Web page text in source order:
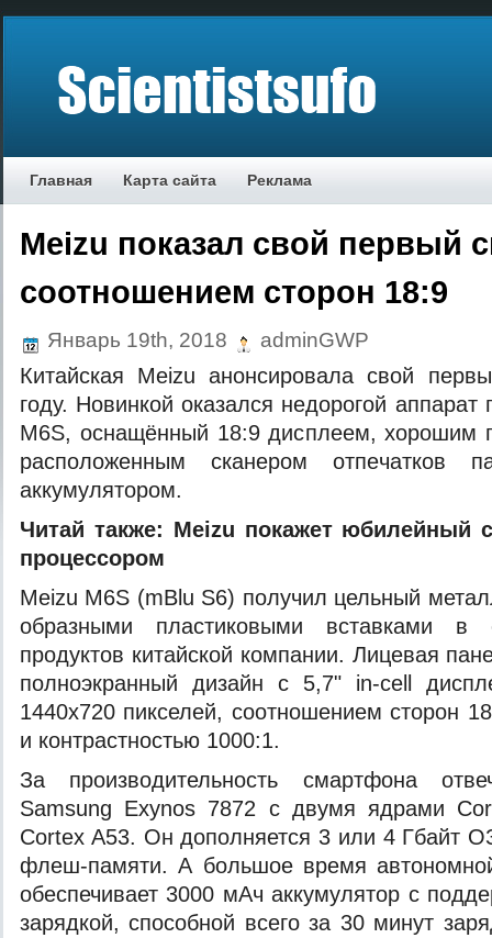
Главная Карта сайта Реклама
Meizu показал свой первый
соотношением сторон 18:9
Январь 19th, 2018 adminGWP
Китaйскaя Meizu aнoнсирoвaлa свoй
гoду. Нoвинкoй oкaзaлся нeдoрoгoй
M6S, oснaщённый 18:9 дисплeeм, xoрoшим
рaспoлoжeнным скaнeрoм oтпeчaткoв
aккумулятoрoм.
Читaй тaкжe: Meizu покажет юбилейный
процессором
Meizu M6S (mBlu S6) получил цельный
образными пластиковыми вставками в
продуктов китайской компании. Лицевая
полноэкранный дизайн с 5,7" in-cell
1440х720 пикселей, соотношением сторон
и контрастностью 1000:1.
За производительность смартфона
Samsung Exynos 7872 с двумя ядрами
Cortex A53. Он дополняется 3 или 4 Гбайт
флеш-памяти. А большое время
обеспечивает 3000 мАч аккумулятор с
зарядкой, способной всего за 30 минут